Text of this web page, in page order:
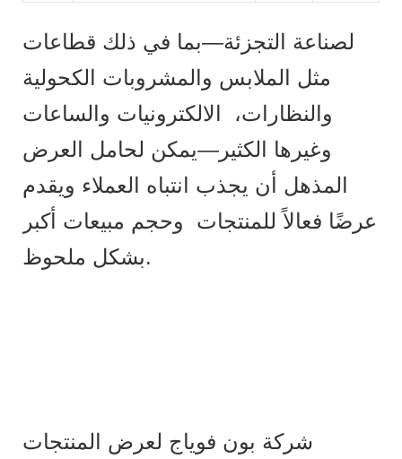
لصناعة التجزئة—بما في ذلك قطاعات
مثل الملابس والمشروبات الكحولية
والنظارات، الالكترونيات والساعات
وغيرها الكثير—يمكن لحامل العرض
المذهل أن يجذب انتباه العملاء ويقدم
عرضًا فعالاً للمنتجات وحجم مبيعات أكبر
بشكل ملحوظ.
شركة بون فوياج لعرض المنتجات